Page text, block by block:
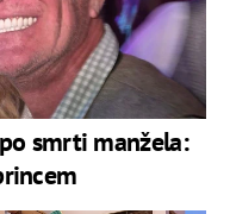
smrti manžela: